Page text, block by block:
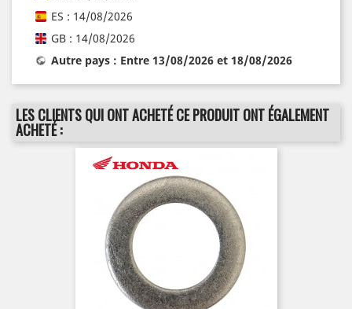
ES : 14/08/2026
GB : 14/08/2026
Autre pays : Entre 13/08/2026 et 18/08/2026
LES CLIENTS QUI ONT ACHETÉ CE PRODUIT ONT ÉGALEMENT
ACHETÉ :